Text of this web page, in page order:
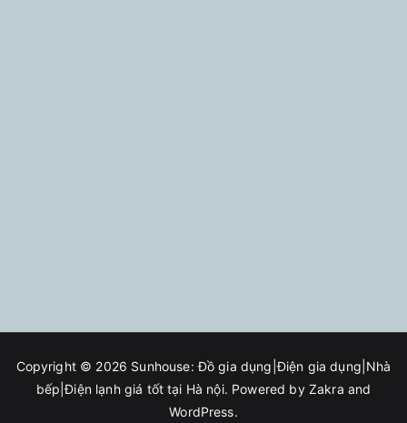
Copyright © 2026 Sunhouse: Đồ gia dụng|Điện gia dụng|Nhà
bếp|Điện lạnh giá tốt tại Hà nội. Powered by Zakra and
WordPress.